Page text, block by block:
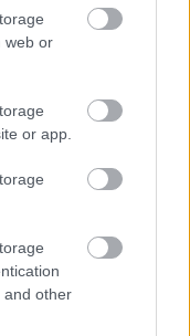
web or
or app.
and other